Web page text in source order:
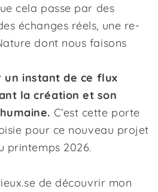
cela passe par des
échanges réels, une re-
dont nous faisons
un instant de ce flux
la création et son
C’est cette porte
pour ce nouveau projet
printemps 2026.
de découvrir mon